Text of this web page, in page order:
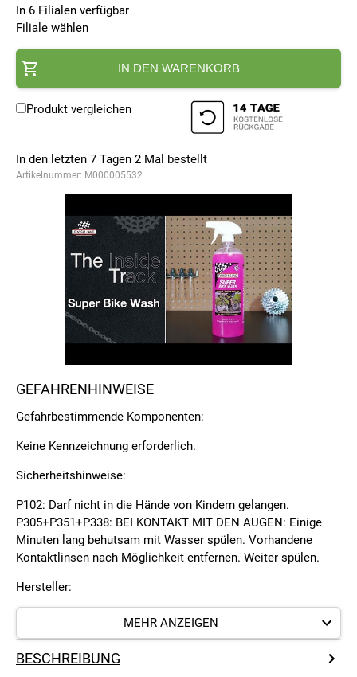
In 6 Filialen verfügbar
Filiale wählen
IN DEN WARENKORB
Produkt vergleichen
In den letzten 7 Tagen 2 Mal bestellt
Artikelnummer: M000005532
GEFAHRENHINWEISE
Gefahrbestimmende Komponenten:
Keine Kennzeichnung erforderlich.
Sicherheitshinweise:
P102: Darf nicht in die Hände von Kindern gelangen.
P305+P351+P338: BEI KONTAKT MIT DEN AUGEN: Einige
Minuten lang behutsam mit Wasser spülen. Vorhandene
Kontaktlinsen nach Möglichkeit entfernen. Weiter spülen.
Hersteller:
Finish Line Technologies, Inc.
50 Wireless Blvd.
Hauppauge, NY 11788
USA
MEHR ANZEIGEN
BESCHREIBUNG